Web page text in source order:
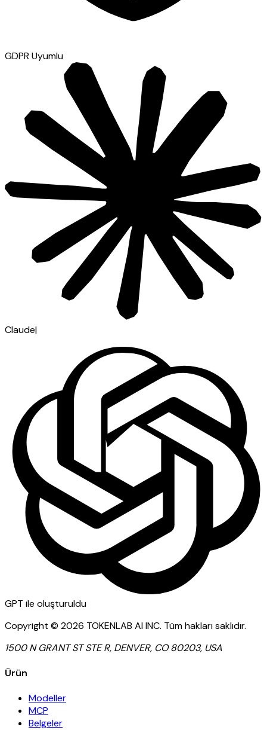
GDPR Uyumlu
Claude|
GPT ile oluşturuldu
Copyright © 2026 TOKENLAB AI INC. Tüm hakları saklıdır.
1500 N GRANT ST STE R, DENVER, CO 80203, USA
Ürün
Modeller
MCP
Belgeler